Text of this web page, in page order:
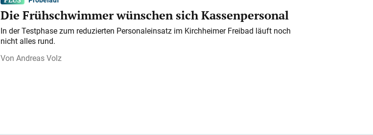
Die Frühschwimmer wünschen sich Kassenpersonal
In der Testphase zum reduzierten Personaleinsatz im Kirchheimer Freibad läuft noch
nicht alles rund.
Andreas Volz